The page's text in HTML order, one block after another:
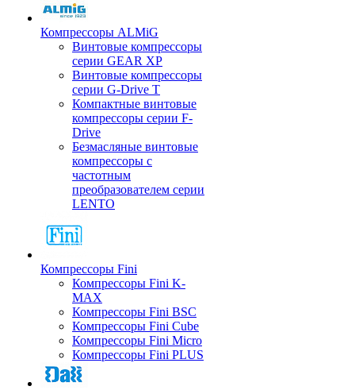
Компрессоры ALMiG
Винтовые компрессоры
серии GEAR XP
Винтовые компрессоры
серии G-Drive T
Компактные винтовые
компрессоры серии F-
Drive
Безмасляные винтовые
компрессоры с
частотным
преобразователем серии
LENTO
Компрессоры Fini
Компрессоры Fini K-
MAX
Компрессоры Fini BSC
Компрессоры Fini Cube
Компрессоры Fini Micro
Компрессоры Fini PLUS